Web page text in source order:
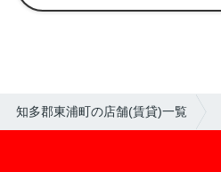
知多郡東浦町の店舗(賃貸)一覧